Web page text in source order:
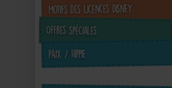
Motifs des licences Disney
Offres spéciales
Paix / Hippie